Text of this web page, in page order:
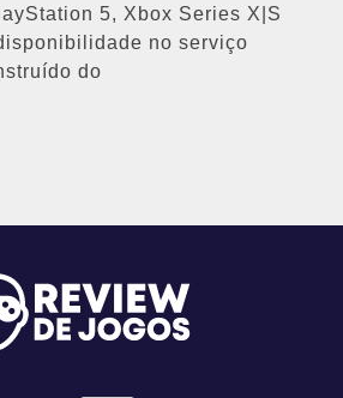
5, Xbox Series X|S
no serviço
do